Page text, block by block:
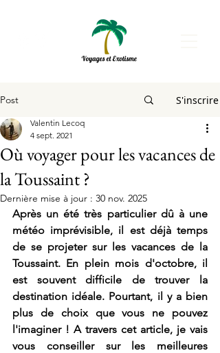
Post S'inscrire
Où voyager pour les vacances de
la Toussaint ?
Valentin Lecoq
4 sept. 2021
Dernière mise à jour : 30 nov. 2025
Après un été très particulier dû à une
météo imprévisible, il est déjà temps
de se projeter sur les vacances de la
Toussaint. En plein mois d'octobre, il
est souvent difficile de trouver la
destination idéale. Pourtant, il y a bien
plus de choix que vous ne pouvez
l'imaginer ! A travers cet article, je vais
vous conseiller sur les meilleures